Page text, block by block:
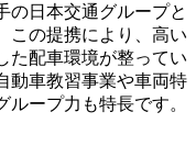
の日本交通グループと
この提携により、高い
た配車環境が整ってい
動車教習事業や車両特
ープ力も特長です。